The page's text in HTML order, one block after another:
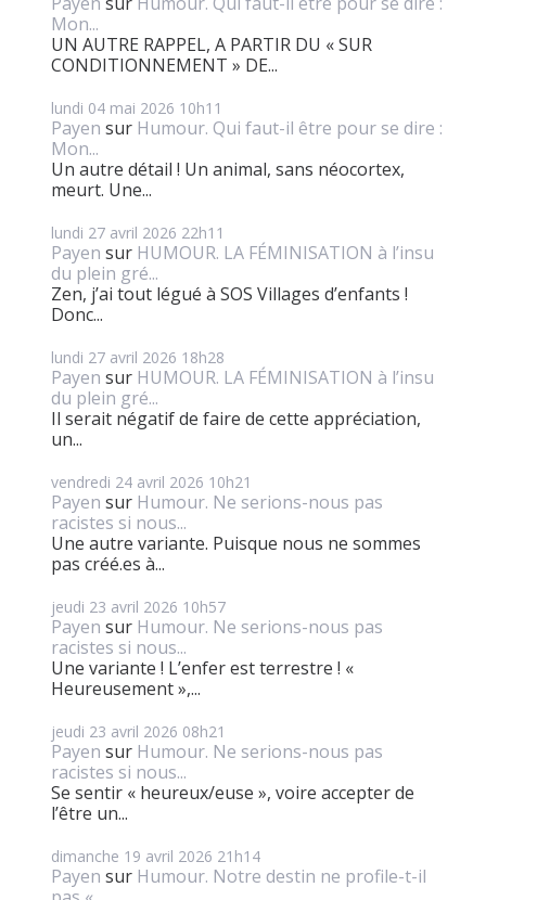
Mon...
UN AUTRE RAPPEL, A PARTIR DU « SUR
CONDITIONNEMENT » DE...
lundi 04 mai 2026 10h11
Payen sur Humour. Qui faut-il être pour se dire :
Mon...
Un autre détail ! Un animal, sans néocortex,
meurt. Une...
lundi 27 avril 2026 22h11
Payen sur HUMOUR. LA FÉMINISATION à l’insu
du plein gré...
Zen, j’ai tout légué à SOS Villages d’enfants !
Donc...
lundi 27 avril 2026 18h28
Payen sur HUMOUR. LA FÉMINISATION à l’insu
du plein gré...
Il serait négatif de faire de cette appréciation,
un...
vendredi 24 avril 2026 10h21
Payen sur Humour. Ne serions-nous pas
racistes si nous...
Une autre variante. Puisque nous ne sommes
pas créé.es à...
jeudi 23 avril 2026 10h57
Payen sur Humour. Ne serions-nous pas
racistes si nous...
Une variante ! L’enfer est terrestre ! «
Heureusement »,...
jeudi 23 avril 2026 08h21
Payen sur Humour. Ne serions-nous pas
racistes si nous...
Se sentir « heureux/euse », voire accepter de
l’être un...
dimanche 19 avril 2026 21h14
Payen sur Humour. Notre destin ne profile-t-il